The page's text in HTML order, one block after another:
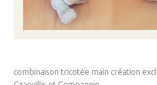
combinaison tricotée main création